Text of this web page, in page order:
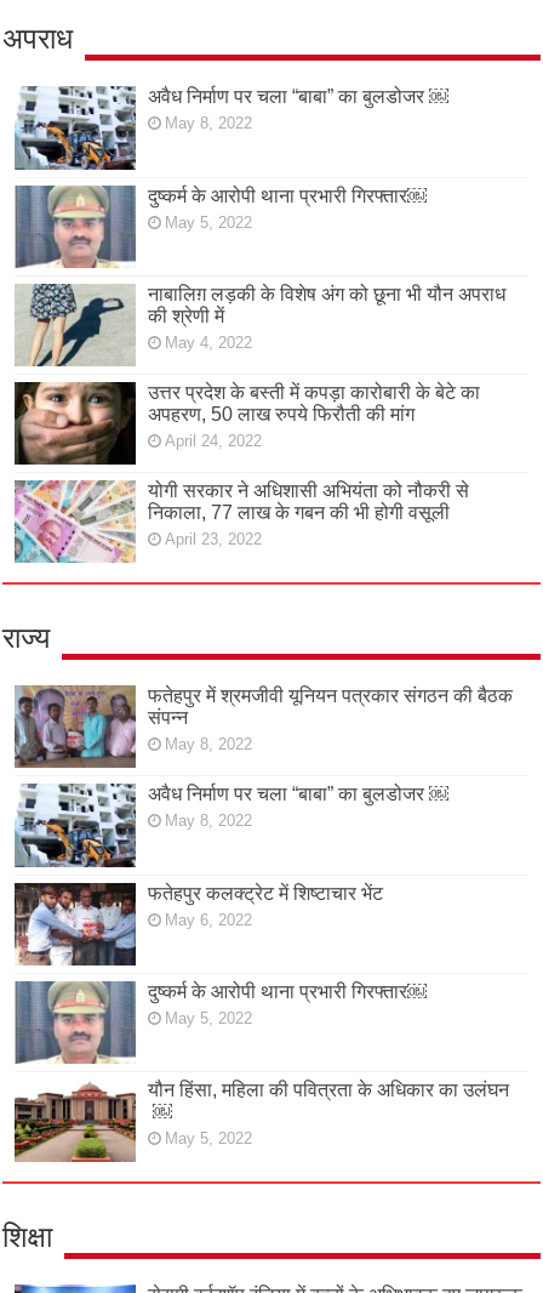
अपराध
अवैध निर्माण पर चला “बाबा” का बुलडोजर ￼
May 8, 2022
दुष्कर्म के आरोपी थाना प्रभारी गिरफ्तार￼
May 5, 2022
नाबालिग़ लड़की के विशेष अंग को छूना भी यौन अपराध
की श्रेणी में
May 4, 2022
उत्तर प्रदेश के बस्ती में कपड़ा कारोबारी के बेटे का
अपहरण, 50 लाख रुपये फिरौती की मांग
April 24, 2022
योगी सरकार ने अधिशासी अभियंता को नौकरी से
निकाला, 77 लाख के गबन की भी होगी वसूली
April 23, 2022
राज्य
फतेहपुर में श्रमजीवी यूनियन पत्रकार संगठन की बैठक
संपन्न
May 8, 2022
अवैध निर्माण पर चला “बाबा” का बुलडोजर ￼
May 8, 2022
फतेहपुर कलक्ट्रेट में शिष्टाचार भेंट
May 6, 2022
दुष्कर्म के आरोपी थाना प्रभारी गिरफ्तार￼
May 5, 2022
यौन हिंसा, महिला की पवित्रता के अधिकार का उलंघन
￼
May 5, 2022
शिक्षा